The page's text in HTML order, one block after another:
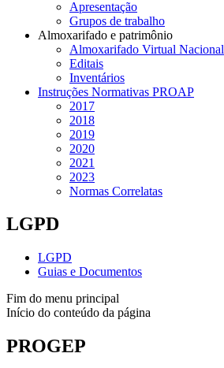
Apresentação
Grupos de trabalho
Almoxarifado e patrimônio
Almoxarifado Virtual Nacional
Editais
Inventários
Instruções Normativas PROAP
2017
2018
2019
2020
2021
2023
Normas Correlatas
LGPD
LGPD
Guias e Documentos
Fim do menu principal
Início do conteúdo da página
PROGEP